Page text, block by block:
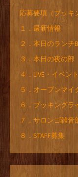
応募要項（ブッキ
１．最新情報
２．本日のランチ
３．本日の夜の部
４．LIVE・イベン
５．オープンマイ
６．ブッキングラ
７．サロンゴ雑音
８．STAFF募集